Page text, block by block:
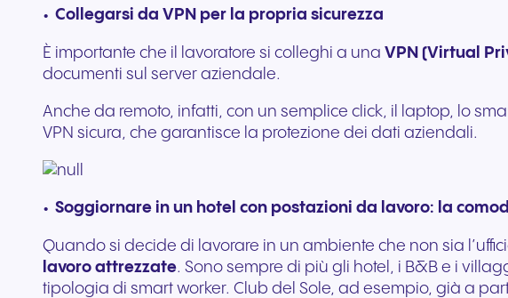
Collegarsi da VPN per la propria sicurezza
È importante che il lavoratore si colleghi a una VPN (Virtual
documenti sul server aziendale.
Anche da remoto, infatti, con un semplice click, il laptop, lo
VPN sicura, che garantisce la protezione dei dati aziendali.
Soggiornare in un hotel con postazioni da lavoro: la
Quando si decide di lavorare in un ambiente che non sia
lavoro attrezzate. Sono sempre di più gli hotel, i B&B e i
tipologia di smart worker. Club del Sole, ad esempio, già a